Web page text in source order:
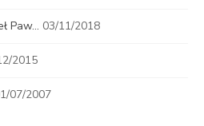
Paw… 03/11/2018
2015
07/2007